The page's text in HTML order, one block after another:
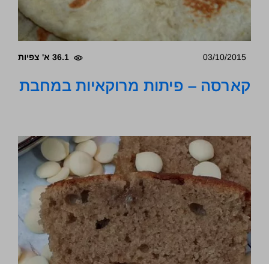
03/10/2015 36.1 א' צפיות
קארסה – פיתות מרוקאיות במחבת